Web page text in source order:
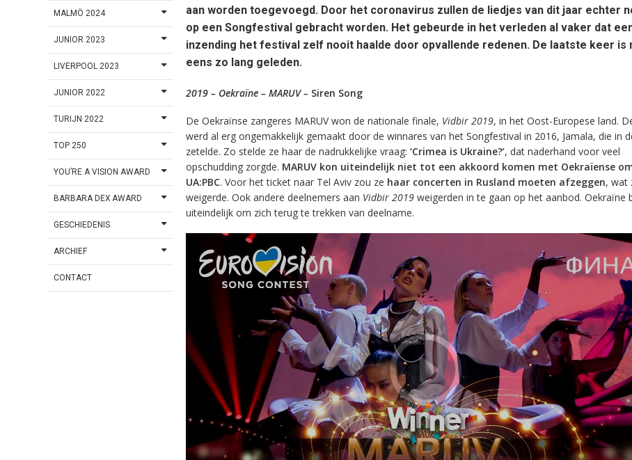
MALMÖ 2024
JUNIOR 2023
LIVERPOOL 2023
JUNIOR 2022
TURIJN 2022
TOP 250
YOU’RE A VISION AWARD
BARBARA DEX AWARD
GESCHIEDENIS
ARCHIEF
CONTACT
aan worden toegevoegd. Door het coronavirus zullen de liedjes van dit jaar echter
op een Songfestival gebracht worden. Het gebeurde in het verleden al vaker dat
inzending het festival zelf nooit haalde door opvallende redenen. De laatste keer is
eens zo lang geleden.
2019 – Oekraïne – MARUV –Siren Song
De Oekraïnse zangeres MARUV won de nationale finale, Vidbir 2019, in het Oost-Europese land.
werd al erg ongemakkelijk gemaakt door de winnares van het Songfestival in 2016, Jamala, die in
zetelde. Zo stelde ze haar de nadrukkelijke vraag: ‘Crimea is Ukraine?’, dat naderhand voor veel
opschudding zorgde. MARUV kon uiteindelijk niet tot een akkoord komen met Oekraïense
UA:PBC. Voor het ticket naar Tel Aviv zou ze haar concerten in Rusland moeten afzeggen, wat
weigerde. Ook andere deelnemers aan Vidbir 2019 weigerden in te gaan op het aanbod. Oekraïne
uiteindelijk om zich terug te trekken van deelname.